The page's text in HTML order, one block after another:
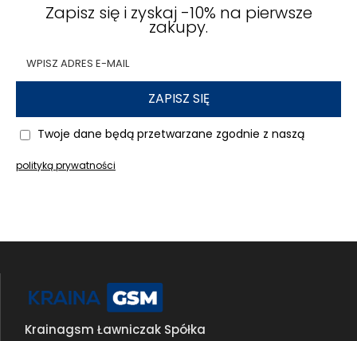
Zapisz się i zyskaj -10% na pierwsze
zakupy.
ZAPISZ SIĘ
Twoje dane będą przetwarzane zgodnie z naszą
polityką prywatności
Krainagsm Ławniczak Spółka